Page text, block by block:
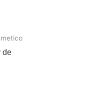
de